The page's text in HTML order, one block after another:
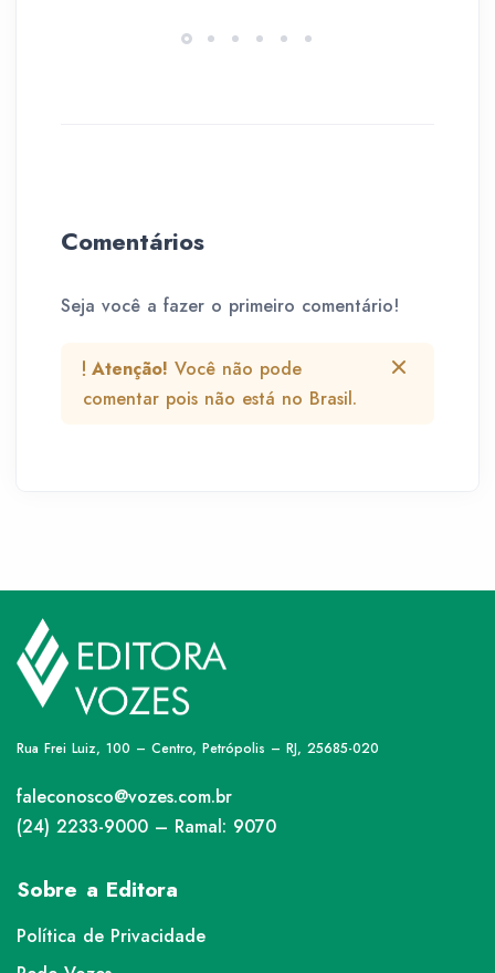
Comentários
Seja você a fazer o primeiro comentário!
Atenção! Você não pode
comentar pois não está no Brasil.
Rua Frei Luiz, 100 – Centro, Petrópolis – RJ, 25685-020
faleconosco@vozes.com.br
(24) 2233-9000 – Ramal: 9070
Sobre a Editora
Política de Privacidade